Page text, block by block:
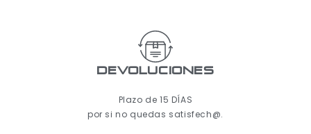
Devoluciones
Plazo de 15 DÍAS
por si no quedas satisfech@.